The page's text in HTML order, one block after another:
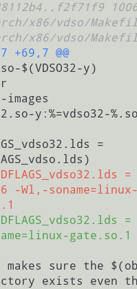
x86/vdso/
x86/vdso/
+69,7 @@
$(VDSO32-y)
y:%=vdso32-
=
-Wl,-soname=linux-
gate.so.1
exists even